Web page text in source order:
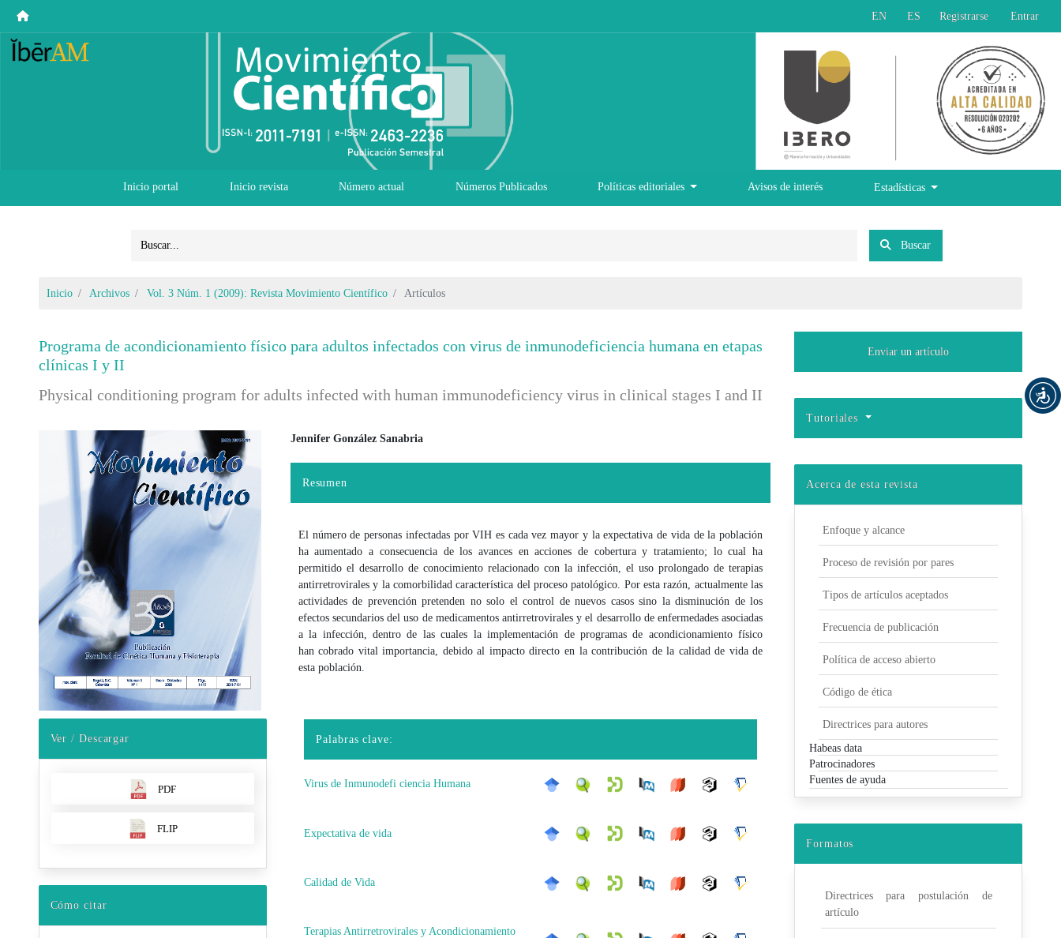
EN ES Registrarse Entrar
Inicio portal Inicio revista Número actual Números Publicados Políticas editoriales Avisos de interés Estadísticas
Buscar
Inicio Archivos Vol. 3 Núm. 1 (2009): Revista Movimiento Científico Artículos
Programa de acondicionamiento físico para adultos infectados con virus de inmunodeficiencia humana en etapas
clínicas I y II
Physical conditioning program for adults infected with human immunodeficiency virus in clinical stages I and II
Barra lateral del artículo
Ver / Descargar
PDF
FLIP
Cómo citar
Contenido principal del artículo
Jennifer González Sanabria
Resumen
El número de personas infectadas por VIH es cada vez mayor y la expectativa de vida de la población
ha aumentado a consecuencia de los avances en acciones de cobertura y tratamiento; lo cual ha
permitido el desarrollo de conocimiento relacionado con la infección, el uso prolongado de terapias
antirretrovirales y la comorbilidad característica del proceso patológico. Por esta razón, actualmente las
actividades de prevención pretenden no solo el control de nuevos casos sino la disminución de los
efectos secundarios del uso de medicamentos antirretrovirales y el desarrollo de enfermedades asociadas
a la infección, dentro de las cuales la implementación de programas de acondicionamiento físico
han cobrado vital importancia, debido al impacto directo en la contribución de la calidad de vida de
esta población.
Palabras clave:
Virus de Inmunodefi ciencia Humana
Expectativa de vida
Calidad de Vida
Terapias Antirretrovirales y Acondicionamiento
Enviar un artículo
Tutoriales
Acerca de esta revista
Enfoque y alcance
Proceso de revisión por pares
Tipos de artículos aceptados
Frecuencia de publicación
Política de acceso abierto
Código de ética
Directrices para autores
Habeas data
Patrocinadores
Fuentes de ayuda
Formatos
Directrices para postulación de
artículo